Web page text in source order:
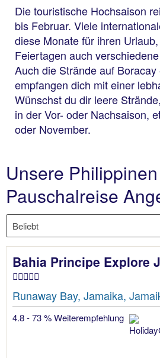
Die touristische Hochsaison
bis Februar. Viele
diese Monate für ihren
Feiertagen auch
Auch die Strände auf Boracay
empfangen dich mit einer
Wünschst du dir leere
in der Vor- oder Nachsaison,
oder November.
Unsere Philippinen
Pauschalreise
Bahia Principe Explore
Runaway Bay, Jamaika,
4.8 - 73 % Weiterempfehlung